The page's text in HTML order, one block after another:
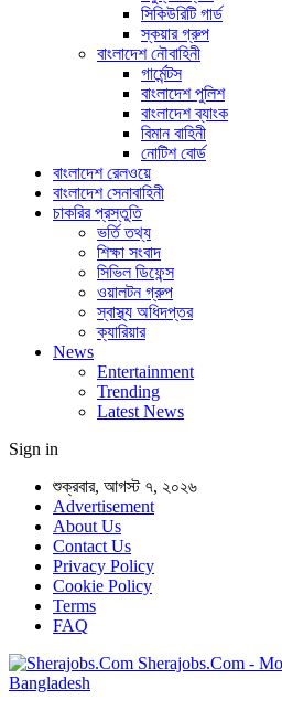
সিকিউরিটি গার্ড
স্কয়ার গ্রুপ
বাংলাদেশ নৌবাহিনী
গার্মেন্টস
বাংলাদেশ পুলিশ
বাংলাদেশ ব্যাংক
বিমান বাহিনী
নোটিশ বোর্ড
বাংলাদেশ রেলওয়ে
বাংলাদেশ সেনাবাহিনী
চাকরির প্রস্তুতি
ভর্তি তথ্য
শিক্ষা সংবাদ
সিভিল ডিফেন্স
ওয়ালটন গ্রুপ
স্বাস্থ্য অধিদপ্তর
ক্যারিয়ার
News
Entertainment
Trending
Latest News
Sign in
শুক্রবার, আগস্ট ৭, ২০২৬
Advertisement
About Us
Contact Us
Privacy Policy
Cookie Policy
Terms
FAQ
Sherajobs.Com -
Bangladesh